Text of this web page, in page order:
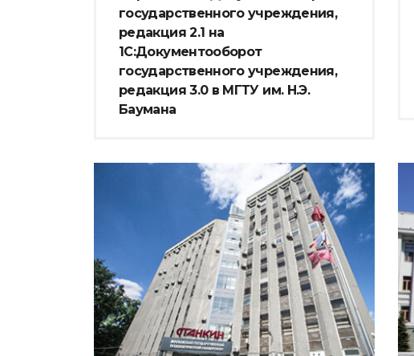
государственного учреждения,
редакция 2.1 на
1С:Документооборот
государственного учреждения,
редакция 3.0 в МГТУ им. Н.Э.
Баумана